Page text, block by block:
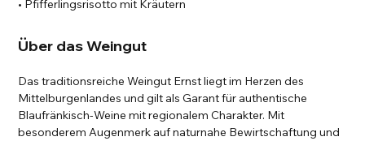
• Pfifferlingsrisotto mit Kräutern
Über das Weingut
Das traditionsreiche Weingut Ernst liegt im Herzen des
Mittelburgenlandes und gilt als Garant für authentische
Blaufränkisch-Weine mit regionalem Charakter. Mit
besonderem Augenmerk auf naturnahe Bewirtschaftung und